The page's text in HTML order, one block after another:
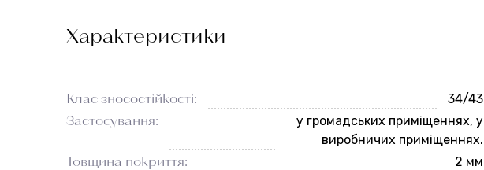
Характеристики
Клас зносостійкості:
34/43
Застосування:
у громадських приміщеннях, у
виробничих приміщеннях.
Товщина покриття:
2 мм